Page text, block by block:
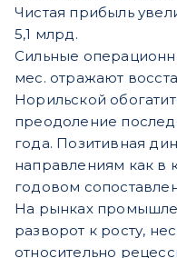
Чистая прибыль
5,1 млрд.
Сильные
мес. отражают
Норильской
преодоление
года. Позитивная
направлениям как в
годовом
На рынках
разворот к росту,
относительно